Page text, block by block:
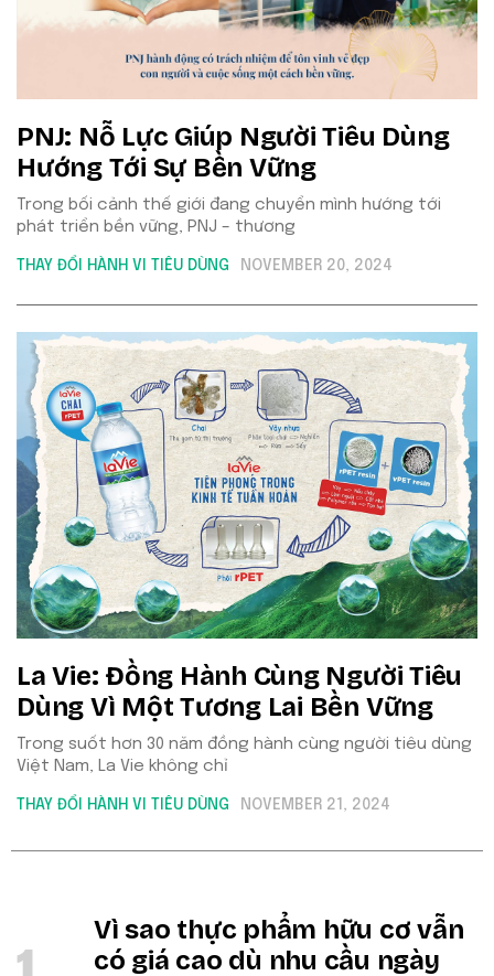
​​PNJ: Nỗ Lực Giúp Người Tiêu Dùng
Hướng Tới Sự Bền Vững
Trong bối cảnh thế giới đang chuyển mình hướng tới
phát triển bền vững, PNJ – thương
THAY ĐỔI HÀNH VI TIÊU DÙNG NOVEMBER 20, 2024
La Vie: Đồng Hành Cùng Người Tiêu
Dùng Vì Một Tương Lai Bền Vững
Trong suốt hơn 30 năm đồng hành cùng người tiêu dùng
Việt Nam, La Vie không chỉ
THAY ĐỔI HÀNH VI TIÊU DÙNG NOVEMBER 21, 2024
Vì sao thực phẩm hữu cơ vẫn
có giá cao dù nhu cầu ngày